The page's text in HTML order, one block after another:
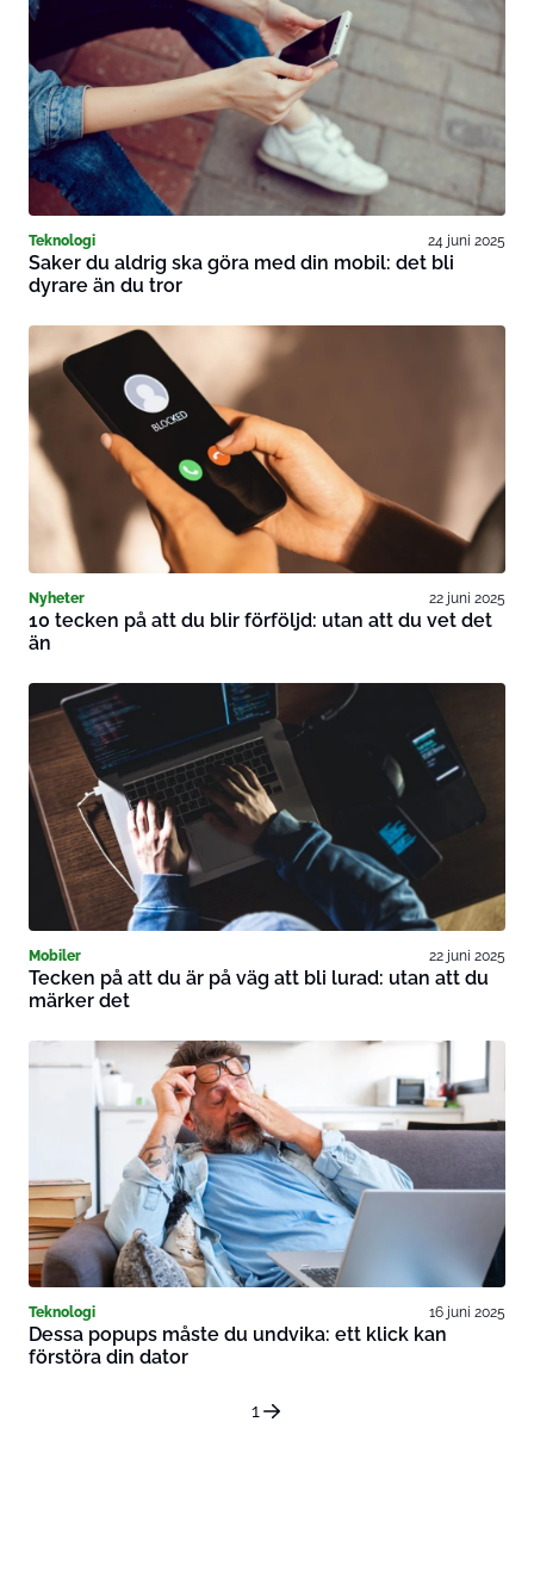
Teknologi 24 juni 2025
Saker du aldrig ska göra med din mobil: det bli
dyrare än du tror
Nyheter 22 juni 2025
10 tecken på att du blir förföljd: utan att du vet det
än
Mobiler 22 juni 2025
Tecken på att du är på väg att bli lurad: utan att du
märker det
Teknologi 16 juni 2025
Dessa popups måste du undvika: ett klick kan
förstöra din dator
1